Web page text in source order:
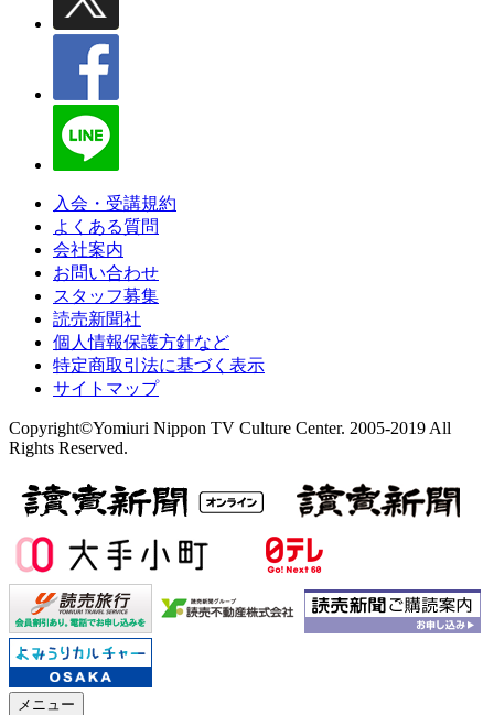
入会・受講規約
よくある質問
会社案内
お問い合わせ
スタッフ募集
読売新聞社
個人情報保護方針など
特定商取引法に基づく表示
サイトマップ
Copyright©Yomiuri Nippon TV Culture Center. 2005-2019 All
Rights Reserved.
メニュー